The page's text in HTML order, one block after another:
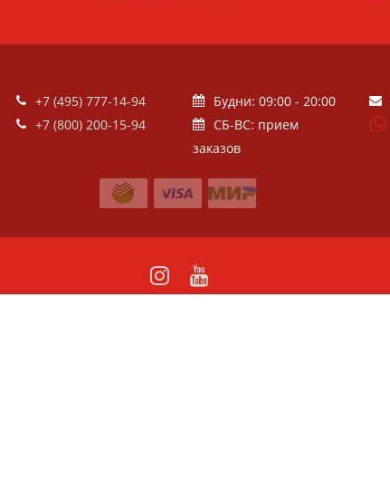
+7 (495) 777-14-94
+7 (800) 200-15-94
Будни: 09:00 - 20:00
СБ-ВС: прием
заказов